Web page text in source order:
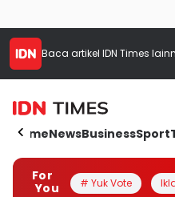
Baca artikel IDN Times
HomeNewsBusinessSport
For
You
# Yuk Vote